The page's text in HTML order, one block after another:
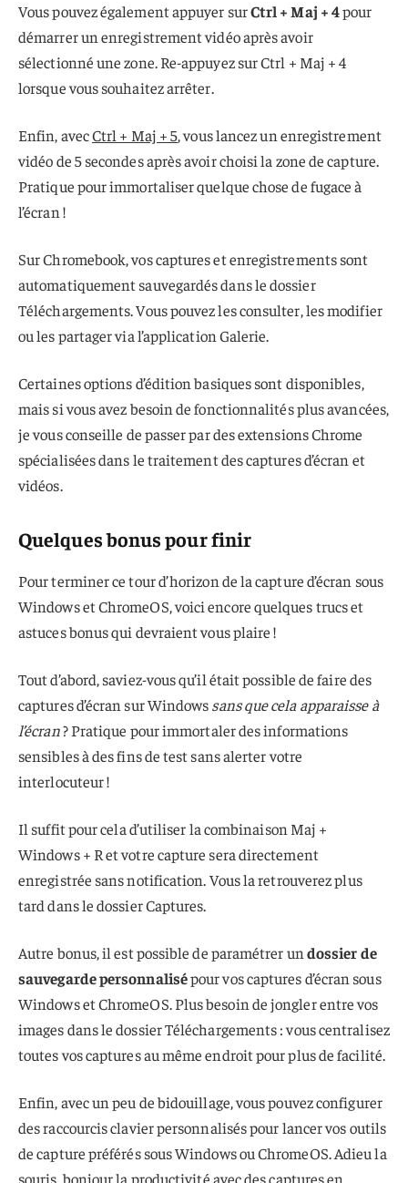
Vous pouvez également appuyer surCtrl + Maj + 4pour
démarrer un enregistrement vidéo après avoir
sélectionné une zone. Re-appuyez sur Ctrl + Maj + 4
lorsque vous souhaitez arrêter.
Enfin, avecCtrl + Maj + 5, vous lancez un enregistrement
vidéo de 5 secondes après avoir choisi la zone de capture.
Pratique pour immortaliser quelque chose de fugace à
l’écran !
Sur Chromebook, vos captures et enregistrements sont
automatiquement sauvegardés dans le dossier
Téléchargements. Vous pouvez les consulter, les modifier
ou les partager via l’application Galerie.
Certaines options d’édition basiques sont disponibles,
mais si vous avez besoin de fonctionnalités plus avancées,
je vous conseille de passer par des extensions Chrome
spécialisées dans le traitement des captures d’écran et
vidéos.
Quelques bonus pour finir
Pour terminer ce tour d’horizon de la capture d’écran sous
Windows et ChromeOS, voici encore quelques trucs et
astuces bonus qui devraient vous plaire !
Tout d’abord, saviez-vous qu’il était possible de faire des
captures d’écran sur Windowssans que cela apparaisse à
l’écran? Pratique pour immortaler des informations
sensibles à des fins de test sans alerter votre
interlocuteur !
Il suffit pour cela d’utiliser la combinaison Maj +
Windows + R et votre capture sera directement
enregistrée sans notification. Vous la retrouverez plus
tard dans le dossier Captures.
Autre bonus, il est possible de paramétrer un dossier de
sauvegarde personnalisépour vos captures d’écran sous
Windows et ChromeOS. Plus besoin de jongler entre vos
images dans le dossier Téléchargements : vous centralisez
toutes vos captures au même endroit pour plus de facilité.
Enfin, avec un peu de bidouillage, vous pouvez configurer
des raccourcis clavier personnalisés pour lancer vos outils
de capture préférés sous Windows ou ChromeOS. Adieu la
souris, bonjour la productivité avec des captures en